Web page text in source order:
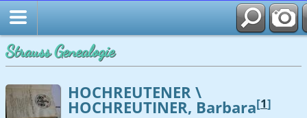
Strauss Genealogie
HOCHREUTENER \
HOCHREUTINER, Barbara[1]